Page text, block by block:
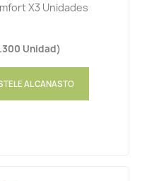
X3 Unidades
Unidad)
AL CANASTO